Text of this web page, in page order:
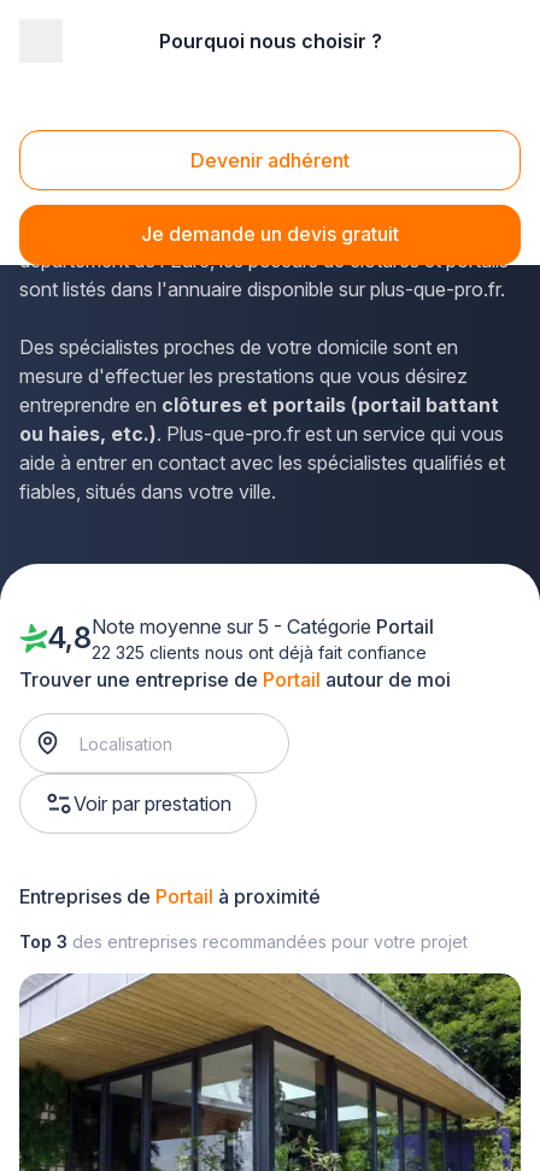
Pourquoi nous choisir ?
Devenir adhérent
Je demande un devis gratuit
Portail Louviers (27400)
La Haute-Normandie est un territoire animé où œuvrent
de nombreux professionnels. À Louviers, dans le
département de l'Eure, les poseurs de clôtures et portails
sont listés dans l'annuaire disponible sur plus-que-pro.fr.
Des spécialistes proches de votre domicile sont en
mesure d'effectuer les prestations que vous désirez
entreprendre en clôtures et portails (portail battant
ou haies, etc.). Plus-que-pro.fr est un service qui vous
aide à entrer en contact avec les spécialistes qualifiés et
fiables, situés dans votre ville.
Trouver une entreprise de Portail autour de moi
Voir par prestation
4,8Note moyenne sur 5 - Catégorie Portail
22 325 clients nous ont déjà fait confiance
Entreprises de Portail à proximité
Top 3 des entreprises recommandées pour votre projet